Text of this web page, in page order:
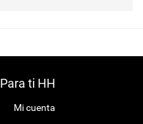
Para ti HH
Mi cuenta